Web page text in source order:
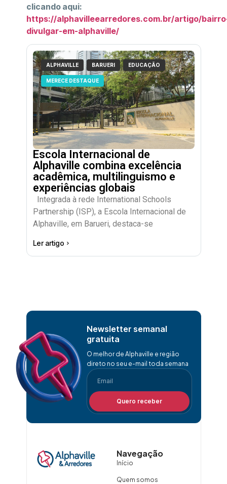
clicando aqui:
https://alphavilleearredores.com.br/artigo/
divulgar-em-alphaville/
ALPHAVILLE BARUERI EDUCAÇÃO
MERECE DESTAQUE
Escola Internacional de
Alphaville combina excelência
acadêmica, multilinguismo e
experiências globais
Integrada à rede International Schools
Partnership (ISP), a Escola Internacional de
Alphaville, em Barueri, destaca-se
Ler artigo
Newsletter semanal
gratuita
O melhor de Alphaville e região
direto no seu e-mail toda semana
Quero receber
Navegação
Início
Quem somos